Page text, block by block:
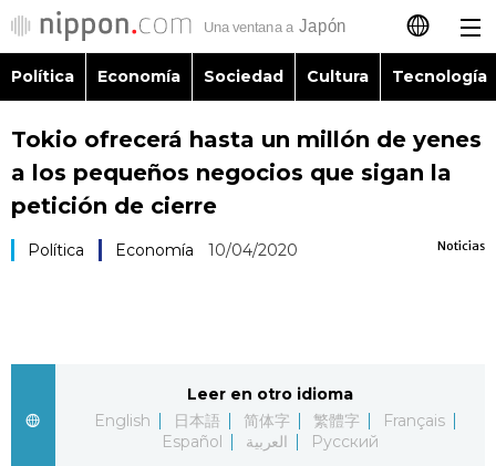
日本語
English
Русский
Política
Política Economía Sociedad Cultura Tecnología
Tokio ofrecerá hasta un millón de yenes
a los pequeños negocios que sigan la
petición de cierre
Noticias
Política Economía 10/04/2020
Leer en otro idioma
English
日本語 简体字 繁體字
Français
Español
العربية Русский